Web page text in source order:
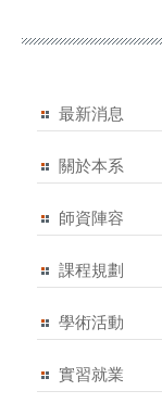
最新消息
關於本系
師資陣容
課程規劃
學術活動
實習就業